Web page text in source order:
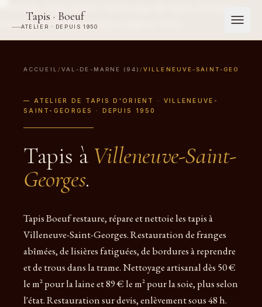
Tapis · Boeuf
ATELIER · DEPUIS 1950
ACCUEIL / VAL-DE-MARNE (94) / VILLENEUVE-SAINT-GEORGES
— ATELIER DE TAPIS D'ORIENT · VILLENEUVE-
SAINT-GEORGES · DEPUIS 1950
Tapis à Villeneuve-Saint-
Georges.
Tapis Boeuf restaure, répare et nettoie les tapis à
Villeneuve-Saint-Georges. Restauration de franges
abîmées, de lisières fatiguées, de bordures à reprendre
et de trous dans la trame. Nettoyage artisanal dès 50 €
le m² pour la laine et 89 € le m² pour la soie, plus selon
l'état. Restauration sur devis, enlèvement sous 48 h.